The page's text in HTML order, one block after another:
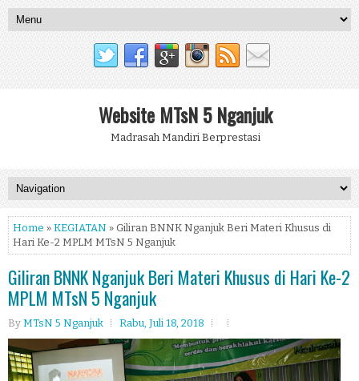
Website MTsN 5 Nganjuk
Madrasah Mandiri Berprestasi
Home » KEGIATAN » Giliran BNNK Nganjuk Beri Materi Khusus di
Hari Ke-2 MPLM MTsN 5 Nganjuk
Giliran BNNK Nganjuk Beri Materi Khusus di Hari Ke-2
MPLM MTsN 5 Nganjuk
By MTsN 5 Nganjuk Rabu, Juli 18, 2018